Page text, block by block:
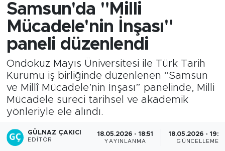
Samsun'da "Milli
Mücadele'nin İnşası"
paneli düzenlendi
Ondokuz Mayıs Üniversitesi ile Türk Tarih
Kurumu iş birliğinde düzenlenen “Samsun
ve Millî Mücadele’nin İnşası” panelinde, Milli
Mücadele süreci tarihsel ve akademik
yönleriyle ele alındı.
GÜLNAZ ÇAKICI
EDITÖR
18.05.2026 - 18:51
YAYINLANMA
18.05.2026 -
GÜNCELLEME
Son Dakika Haberleri
Haber Arşivi